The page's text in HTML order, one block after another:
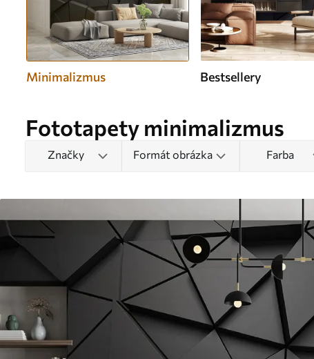
Minimalizmus Bestsellery
Fototapety minimalizmus
Značky Formát obrázka Farba